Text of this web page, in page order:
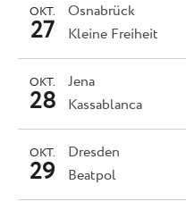
Osnabrück
OKT.
27 Kleine Freiheit
Jena
OKT.
28 Kassablanca
Dresden
OKT.
29 Beatpol